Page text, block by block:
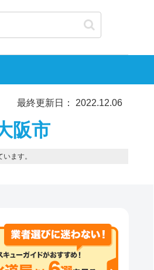
最終更新日： 2022.12.06
阪市
ます。